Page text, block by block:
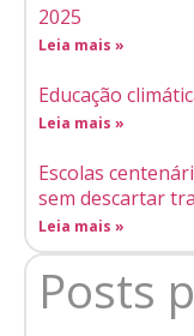
2025
Leia mais »
Educação
Leia mais »
Escolas
sem descartar
Leia mais »
Posts